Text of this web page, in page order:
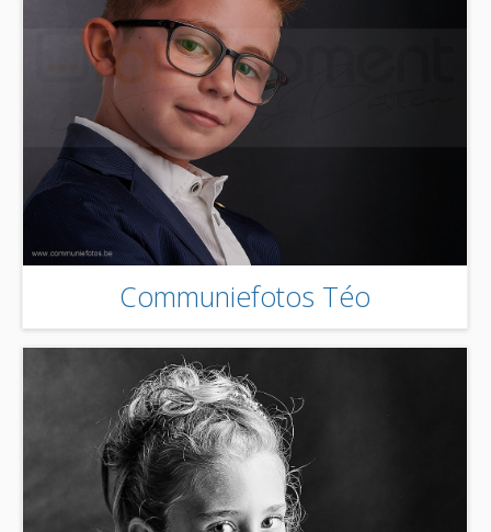
Communiefotos Téo